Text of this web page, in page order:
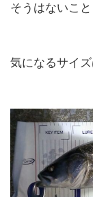
そうはないこと
気になるサイ